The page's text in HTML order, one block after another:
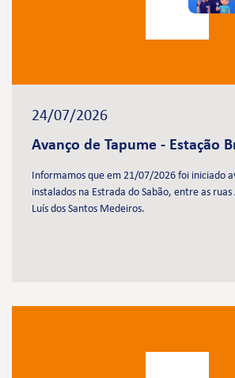
24/07/2026
Avanço de Tapume - Estação
Informamos que em 21/07/2026 foi iniciado
instalados na Estrada do Sabão, entre as ruas
Luís dos Santos Medeiros.